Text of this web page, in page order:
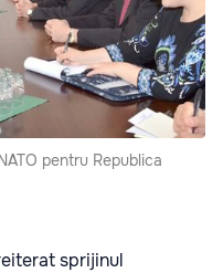
pentru Republica
sprijinul